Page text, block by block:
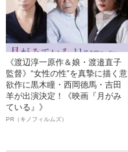
《渡辺淳一原作＆娘・渡邉直子
監督》“女性の性”を真摯に描く意
欲作に黒木瞳・西岡德馬・吉田
羊が出演決定！《映画『月がみ
ている』》
PR（キノフィルムズ）